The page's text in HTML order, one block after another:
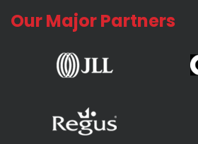
Our Major Partners